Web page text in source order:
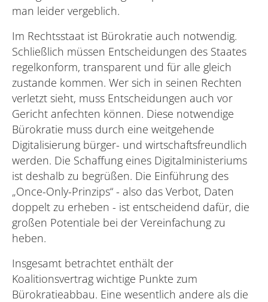
man leider vergeblich.
Im Rechtsstaat ist Bürokratie auch notwendig.
Schließlich müssen Entscheidungen des Staates
regelkonform, transparent und für alle gleich
zustande kommen. Wer sich in seinen Rechten
verletzt sieht, muss Entscheidungen auch vor
Gericht anfechten können. Diese notwendige
Bürokratie muss durch eine weitgehende
Digitalisierung bürger- und wirtschaftsfreundlich
werden. Die Schaffung eines Digitalministeriums
ist deshalb zu begrüßen. Die Einführung des
„Once-Only-Prinzips“ - also das Verbot, Daten
doppelt zu erheben - ist entscheidend dafür, die
großen Potentiale bei der Vereinfachung zu
heben.
Insgesamt betrachtet enthält der
Koalitionsvertrag wichtige Punkte zum
Bürokratieabbau. Eine wesentlich andere als die